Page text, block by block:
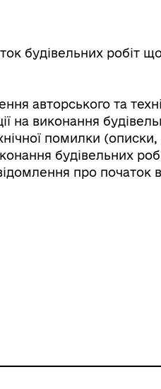
будівельних робіт
авторського та
на виконання
помилки (описки,
будівельних
про початок